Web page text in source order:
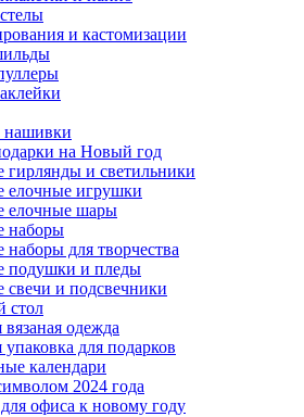
и кастомизации
на Новый год
гирлянды и светильники
елочные игрушки
елочные шары
наборы
для творчества
подушки и пледы
свечи и подсвечники
стол
одежда
для подарков
календари
2024 года
офиса к новому году